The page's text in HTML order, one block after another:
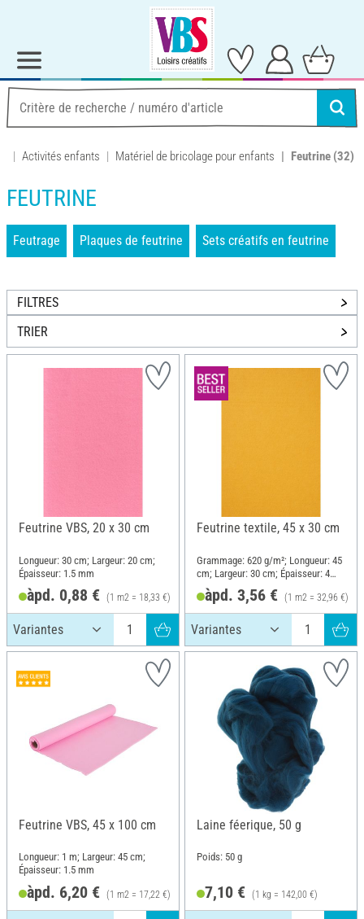
Activités enfants Matériel de bricolage pour enfants Feutrine (32)
FEUTRINE
Feutrage Plaques de feutrine Sets créatifs en feutrine
FILTRES
TRIER
Feutrine VBS, 20 x 30 cm
Longueur: 30 cm; Largeur: 20 cm;
Épaisseur: 1.5 mm
àpd. 0,88 € (1 m2 = 18,33 €)
Feutrine textile, 45 x 30 cm
Grammage: 620 g/m²; Longueur: 45
cm; Largeur: 30 cm; Épaisseur: 4
mmàpd. 3,56 € (1 m2 = 32,96 €)
Feutrine VBS, 45 x 100 cm
Longueur: 1 m; Largeur: 45 cm;
Épaisseur: 1.5 mm
àpd. 6,20 € (1 m2 = 17,22 €)
Laine féerique, 50 g
Poids: 50 g
7,10 € (1 kg = 142,00 €)